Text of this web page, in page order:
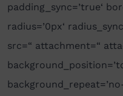
padding_sync=’true‘
radius=’0px‘
src=“ attachment=“